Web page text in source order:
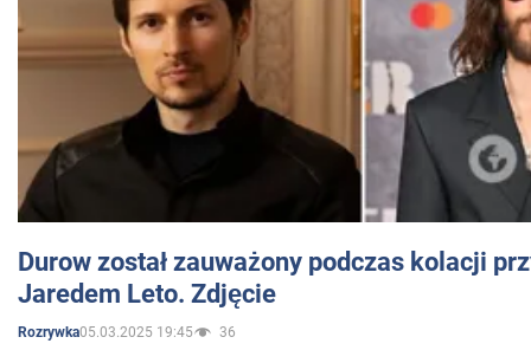
Durow został zauważony podczas kolacji
Jaredem Leto. Zdjęcie
Rozrywka05.03.2025 19:45 36